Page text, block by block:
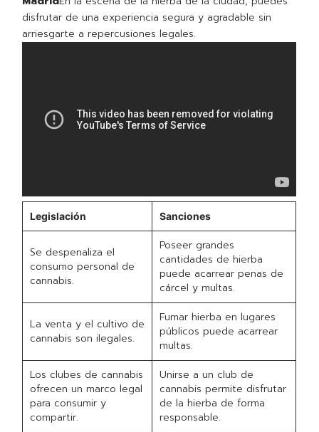
disfrutar de una experiencia segura y agradable sin
arriesgarte a repercusiones legales.
Legislación Sanciones
Se despenaliza el
consumo personal de
cannabis.
Poseer grandes
cantidades de hierba
puede acarrear penas de
cárcel y multas.
La venta y el cultivo de
cannabis son ilegales.
Fumar hierba en lugares
públicos puede acarrear
multas.
Los clubes de cannabis
ofrecen un marco legal
para consumir y
compartir.
Unirse a un club de
cannabis permite disfrutar
de la hierba de forma
responsable.